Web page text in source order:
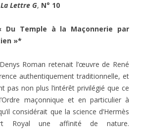
Lettre G, N° 10
Du Temple à la Maçonnerie par
»*
Roman retenait l’œuvre de René
authentiquement traditionnelle, et
pas non plus l’intérêt privilégié que ce
maçonnique et en particulier à
considérait que la science d’Hermès
Royal une affinité de nature.